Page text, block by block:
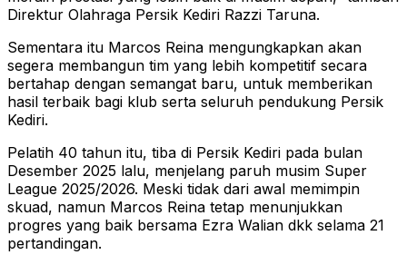
Direktur Olahraga Persik Kediri Razzi Taruna.
Sementara itu Marcos Reina mengungkapkan akan
segera membangun tim yang lebih kompetitif secara
bertahap dengan semangat baru, untuk memberikan
hasil terbaik bagi klub serta seluruh pendukung Persik
Kediri.
Pelatih 40 tahun itu, tiba di Persik Kediri pada bulan
Desember 2025 lalu, menjelang paruh musim Super
League 2025/2026. Meski tidak dari awal memimpin
skuad, namun Marcos Reina tetap menunjukkan
progres yang baik bersama Ezra Walian dkk selama 21
pertandingan.